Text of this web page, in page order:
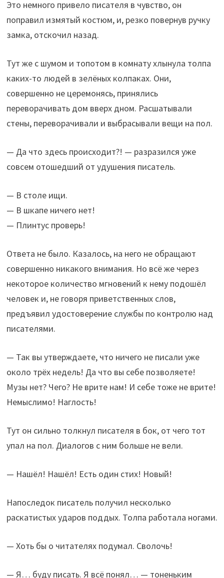
Это немного привело писателя в чувство, он
поправил измятый костюм, и, резко повернув ручку
замка, отскочил назад.
Тут же с шумом и топотом в комнату хлынула толпа
каких-то людей в зелёных колпаках. Они,
совершенно не церемонясь, принялись
переворачивать дом вверх дном. Расшатывали
стены, переворачивали и выбрасывали вещи на пол.
— Да что здесь происходит?! — разразился уже
совсем отошедший от удушения писатель.
— В столе ищи.
— В шкапе ничего нет!
— Плинтус проверь!
Ответа не было. Казалось, на него не обращают
совершенно никакого внимания. Но всё же через
некоторое количество мгновений к нему подошёл
человек и, не говоря приветственных слов,
предъявил удостоверение службы по контролю над
писателями.
— Так вы утверждаете, что ничего не писали уже
около трёх недель! Да что вы себе позволяете!
Музы нет? Чего? Не врите нам! И себе тоже не врите!
Немыслимо! Наглость!
Тут он сильно толкнул писателя в бок, от чего тот
упал на пол. Диалогов с ним больше не вели.
— Нашёл! Нашёл! Есть один стих! Новый!
Напоследок писатель получил несколько
раскатистых ударов поддых. Толпа работала ногами.
— Хоть бы о читателях подумал. Сволочь!
— Я… буду писать. Я всё понял… — тоненьким